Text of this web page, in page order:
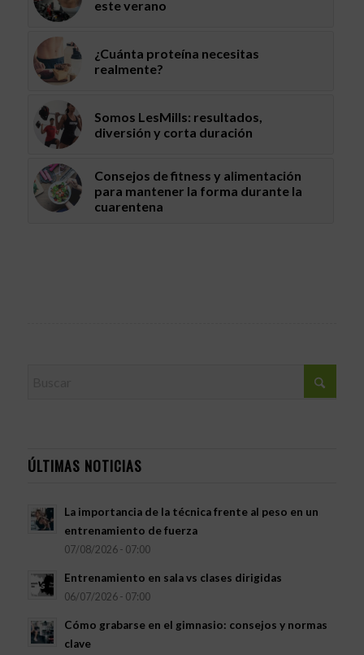
este verano
¿Cuánta proteína necesitas
realmente?
Somos LesMills: resultados,
diversión y corta duración
Consejos de fitness y alimentación
para mantener la forma durante la
cuarentena
ÚLTIMAS NOTICIAS
La importancia de la técnica frente al peso en un
entrenamiento de fuerza
07/08/2026 - 07:00
Entrenamiento en sala vs clases dirigidas
06/07/2026 - 07:00
Cómo grabarse en el gimnasio: consejos y normas
clave